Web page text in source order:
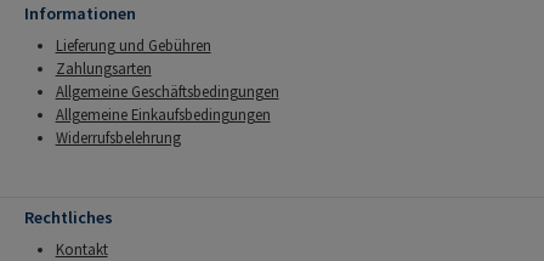
Informationen
Lieferung und Gebühren
Zahlungsarten
Allgemeine Geschäftsbedingungen
Allgemeine Einkaufsbedingungen
Widerrufsbelehrung
Rechtliches
Kontakt